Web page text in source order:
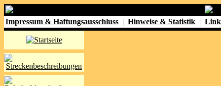
Impressum & Haftungsausschluss | Hinweise & Statistik |